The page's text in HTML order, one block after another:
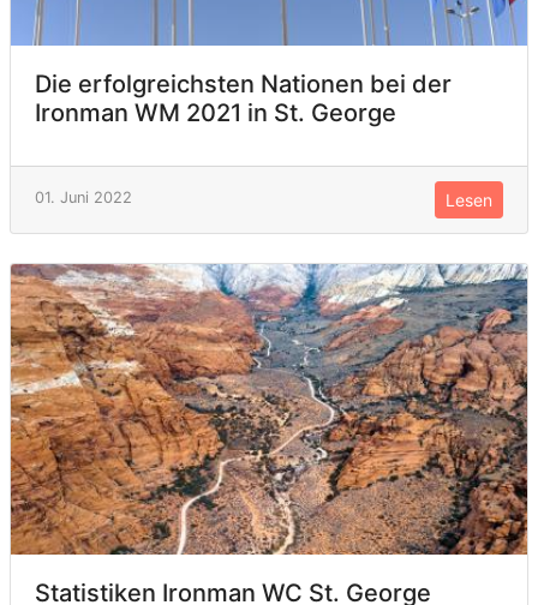
Die erfolgreichsten Nationen bei der
Ironman WM 2021 in St. George
01. Juni 2022 Lesen
Statistiken Ironman WC St. George